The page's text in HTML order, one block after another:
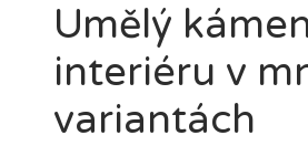
Umělý
interiéru v
variantách